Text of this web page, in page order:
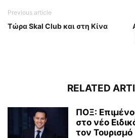
Previous article
Τώρα Skal Club και στη Κίνα
RELATED
ΠΟΞ:
στο νέο
τον Τουρισμό